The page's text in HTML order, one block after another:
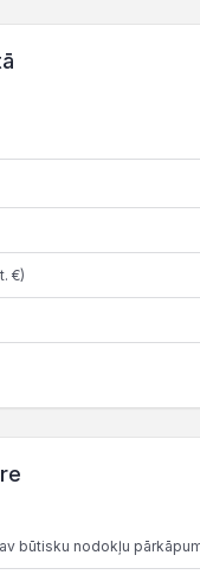
€)
būtisku nodokļu